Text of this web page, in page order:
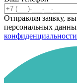
Отправляя заявку,
персональных
конфиденциальности